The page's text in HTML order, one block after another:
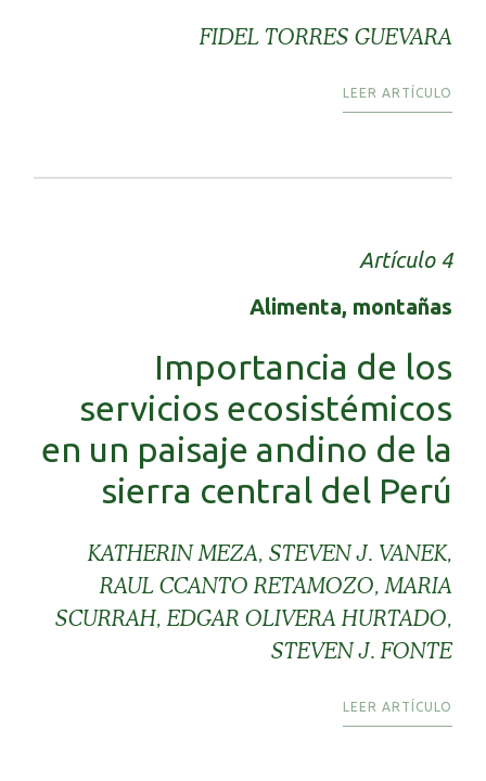
FIDEL TORRES GUEVARA
LEER ARTÍCULO
Artículo 4
Alimenta, montañas
Importancia de los
servicios ecosistémicos
en un paisaje andino de la
sierra central del Perú
KATHERIN MEZA, STEVEN J. VANEK,
RAUL CCANTO RETAMOZO, MARIA
SCURRAH, EDGAR OLIVERA HURTADO,
STEVEN J. FONTE
LEER ARTÍCULO